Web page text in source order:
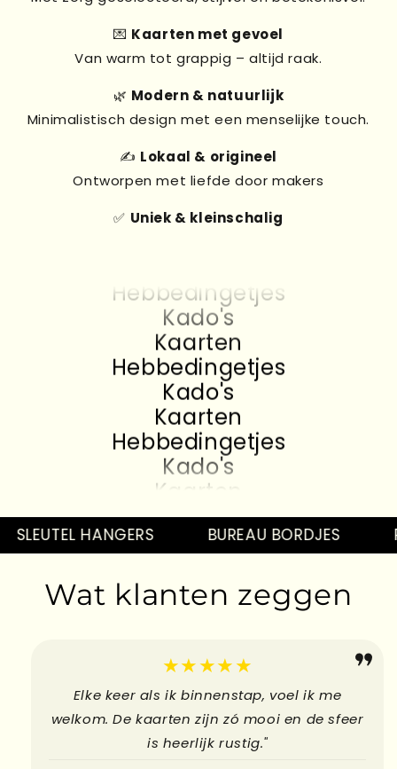
💌 Kaarten met gevoel
Van warm tot grappig – altijd raak.
🌿 Modern & natuurlijk
Minimalistisch design met een menselijke touch.
✍️ Lokaal & origineel
Ontworpen met liefde door makers
✅ Uniek & kleinschalig
Hebbedingetjes
Kado's
Kaarten
Hebbedingetjes
Kado's
Kaarten
Hebbedingetjes
Kado's
Kaarten
Hebbedingetjes
Kado's
Kaarten
Hebbedingetjes
Kado's
Hebbedingetjes
SLEUTEL HANGERS BUREAU BORDJES
Wat klanten zeggen
★★★★★
Elke keer als ik binnenstap, voel ik me
welkom. De kaarten zijn zó mooi en de sfeer
is heerlijk rustig."